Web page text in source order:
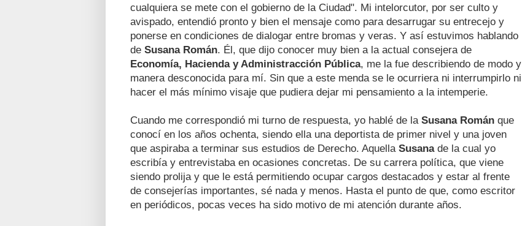
cualquiera se mete con el gobierno de la Ciudad". Mi intelorcutor, por ser culto y
avispado, entendió pronto y bien el mensaje como para desarrugar su entrecejo y
ponerse en condiciones de dialogar entre bromas y veras. Y así estuvimos hablando
de Susana Román. Él, que dijo conocer muy bien a la actual consejera de
Economía, Hacienda y Administracción Pública, me la fue describiendo de modo y
manera desconocida para mí. Sin que a este menda se le ocurriera ni interrumpirlo ni
hacer el más mínimo visaje que pudiera dejar mi pensamiento a la intemperie.
Cuando me correspondió mi turno de respuesta, yo hablé de la Susana Román que
conocí en los años ochenta, siendo ella una deportista de primer nivel y una joven
que aspiraba a terminar sus estudios de Derecho. Aquella Susanade la cual yo
escribía y entrevistaba en ocasiones concretas. De su carrera política, que viene
siendo prolija y que le está permitiendo ocupar cargos destacados y estar al frente
de consejerías importantes, sé nada y menos. Hasta el punto de que, como escritor
en periódicos, pocas veces ha sido motivo de mi atención durante años.